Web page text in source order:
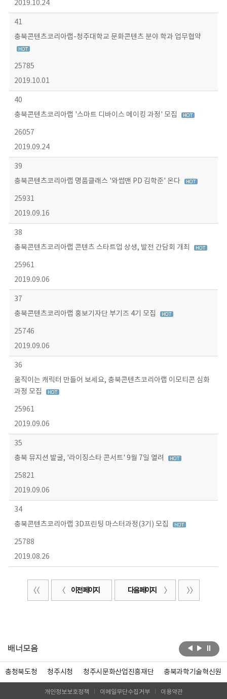
2019.10.24
41
충북콘텐츠코리아랩-청주대학교 문화콘텐츠 분야 학과 업무협약
25785
2019.10.01
40
충북콘텐츠코리아랩 '스마트 디바이스 메이킹 과정' 모집
26057
2019.09.24
39
충북콘텐츠코리아랩 명품클래스 '와썹맨 PD 김학준' 온다
25931
2019.09.16
38
충북콘텐츠코리아랩 콘텐츠 스타트업 상생, 발전 간담회 개최
25961
2019.09.06
37
충북콘텐츠코리아랩 홍보기자단 부기즈 4기 모집
25746
2019.09.06
36
움직이는 캐릭터 만들어 보세요, 충북콘텐츠코리아랩 이모티콘 심화
과정 모집
25961
2019.09.06
35
충북 뮤지션 발굴, '라이징스타 콘서트' 9월 7일 열려
25821
2019.09.06
34
충북콘텐츠코리아랩 3D프린팅 마스터과정(3기) 모집
25788
2019.08.26
이전 페이지 다음 페이지
배너모음
충청북도청 청주시청 청주시문화산업진흥재단 충북과학기술혁신원
개인정보보호정책 이메일무단수집거부 이용약관